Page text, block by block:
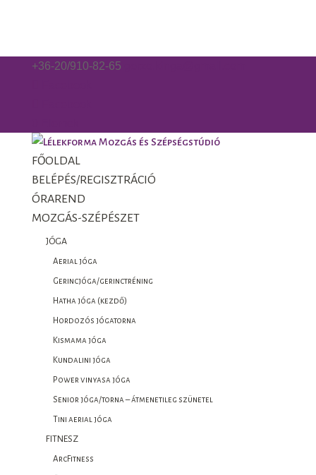
+36-20/910-82-65
FŐOLDAL
BELÉPÉS/REGISZTRÁCIÓ
ÓRAREND
MOZGÁS-SZÉPÉSZET
JÓGA
Aerial jóga
Gerincjóga/gerinctréning
Hatha jóga (kezdő)
Hordozós jógatorna
Kismama jóga
Kundalini jóga
Power vinyasa jóga
Senior jóga/torna – átmenetileg szünetel
Tini aerial jóga
FITNESZ
ArcFitness